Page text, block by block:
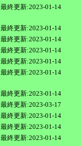
最終更新:2023-01-14
最終更新:2023-01-14
最終更新:2023-01-14
最終更新:2023-01-14
最終更新:2023-01-14
最終更新:2023-01-14
最終更新:2023-01-14
最終更新:2023-03-17
最終更新:2023-01-14
最終更新:2023-01-14
最終更新:2023-01-14